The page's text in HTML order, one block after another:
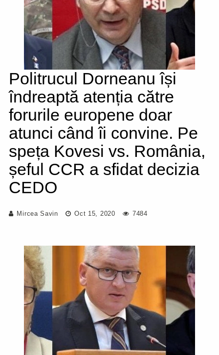
Politrucul Dorneanu își
îndreaptă atenția către
forurile europene doar
atunci când îi convine. Pe
speța Kovesi vs. România,
șeful CCR a sfidat decizia
CEDO
Mircea Savin Oct 15, 2020 7484